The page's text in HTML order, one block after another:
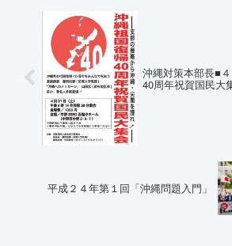
う根拠のない違法運用の指摘と条
例運用の停止を求める陳情...
沖縄対策本部長■
40周年祝賀国民大
平成２４年第１回「沖縄問題入門」